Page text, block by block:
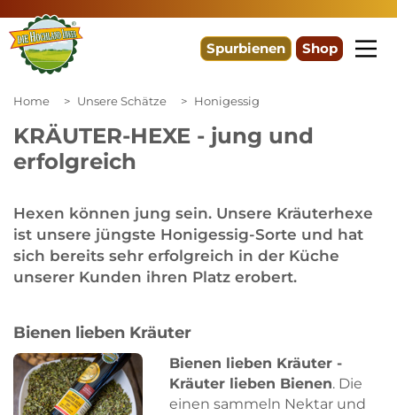
Spurbienen Shop
Home Unsere Schätze Honigessig
KRÄUTER-HEXE - jung und
erfolgreich
Hexen können jung sein. Unsere Kräuterhexe
ist unsere jüngste Honigessig-Sorte und hat
sich bereits sehr erfolgreich in der Küche
unserer Kunden ihren Platz erobert.
Bienen lieben Kräuter
Bienen lieben Kräuter -
Kräuter lieben Bienen. Die
einen sammeln Nektar und